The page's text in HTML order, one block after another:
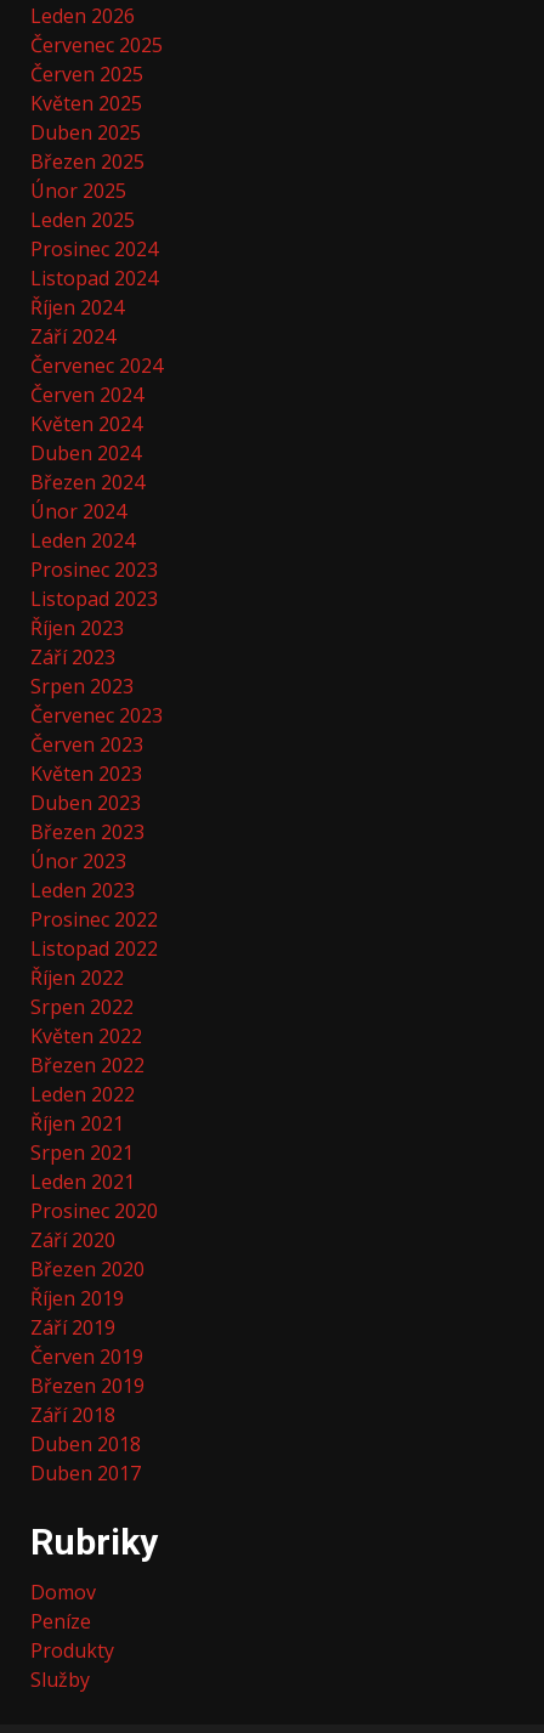
Leden 2026
Červenec 2025
Červen 2025
Květen 2025
Duben 2025
Březen 2025
Únor 2025
Leden 2025
Prosinec 2024
Listopad 2024
Říjen 2024
Září 2024
Červenec 2024
Červen 2024
Květen 2024
Duben 2024
Březen 2024
Únor 2024
Leden 2024
Prosinec 2023
Listopad 2023
Říjen 2023
Září 2023
Srpen 2023
Červenec 2023
Červen 2023
Květen 2023
Duben 2023
Březen 2023
Únor 2023
Leden 2023
Prosinec 2022
Listopad 2022
Říjen 2022
Srpen 2022
Květen 2022
Březen 2022
Leden 2022
Říjen 2021
Srpen 2021
Leden 2021
Prosinec 2020
Září 2020
Březen 2020
Říjen 2019
Září 2019
Červen 2019
Březen 2019
Září 2018
Duben 2018
Duben 2017
Rubriky
Domov
Peníze
Produkty
Služby